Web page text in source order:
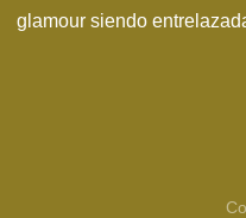
glamour siendo